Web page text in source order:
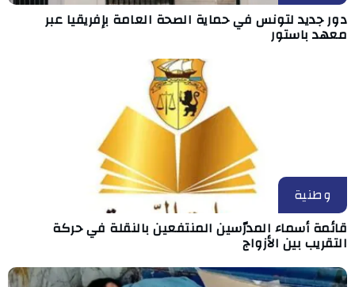
دور جديد لتونس في حماية الصحة العامة بإفريقيا عبر
معهد باستور
وطنية
قائمة أسماء المدرّسين المنتفعين بالنقلة في حركة
التقريب بين الأزواج